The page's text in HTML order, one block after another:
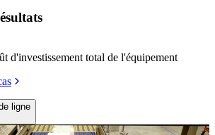
d'investissement total de l'équipement
ligne